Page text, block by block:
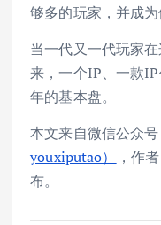
够多的玩家，并成为
当一代又一代玩家
来，一个IP、一款
年的基本盘。
本文来自微信公众号
youxiputao）
，作
布。